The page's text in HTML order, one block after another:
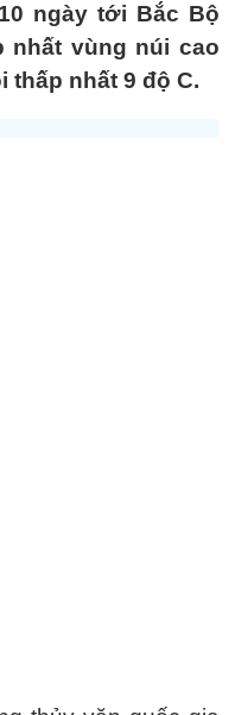
ngày tới Bắc Bộ
nhất vùng núi cao
thấp nhất 9 độ C.